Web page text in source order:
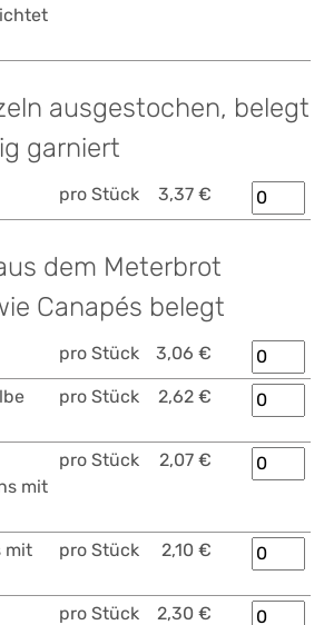
ausgestochen, belegt
garniert
pro Stück 3,37 €
dem Meterbrot
Canapés belegt
pro Stück 3,06 €
pro Stück 2,62 €
mit
pro Stück 2,07 €
mit
pro Stück 2,10 €
pro Stück 2,30 €